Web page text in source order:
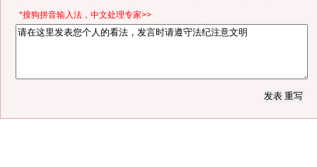
*搜狗拼音输入法，中文处理专家>>